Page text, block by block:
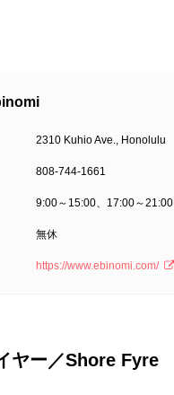
2310 Kuhio Ave., Honolulu
808-744-1661
9:00～15:00、17:00～21:00
無休
https://www.ebinomi.com/
ヤー／Shore Fyre